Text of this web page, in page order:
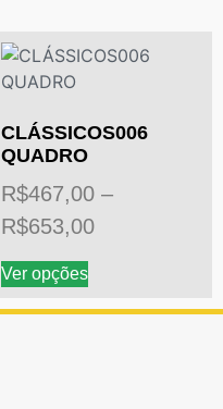
CLÁSSICOS006
QUADRO
R$467,00 –
R$653,00
Ver opções